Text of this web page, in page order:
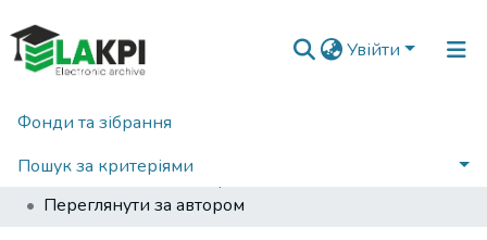
Увійти
Фонди та зібрання
Пошук за критеріями
Головна
Наукова періодика
Переглянути за автором